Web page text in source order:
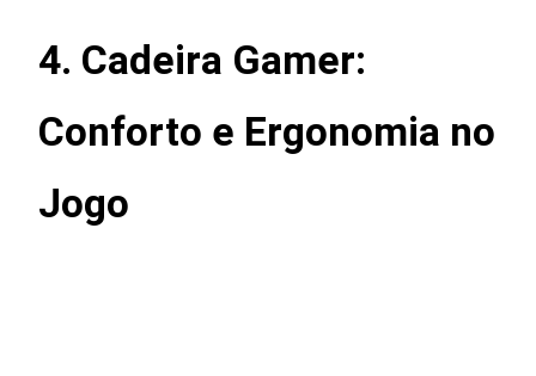
4. Cadeira Gamer:
Conforto e Ergonomia no
Jogo